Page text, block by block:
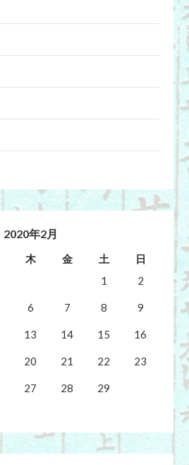
2020年2月
木 金 土
日
1
2
6 7 8 9
13 14 15 16
20 21 22 23
27 28
29